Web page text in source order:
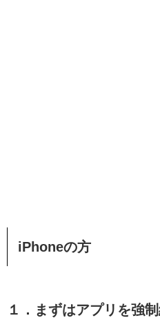
iPhoneの方
１．まずはアプリを強